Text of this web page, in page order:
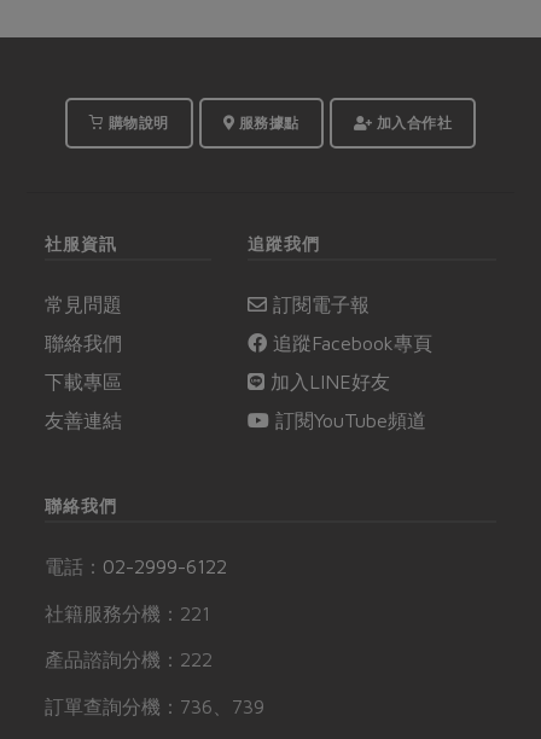
購物說明 服務據點 加入合作社
社服資訊
常見問題
聯絡我們
下載專區
友善連結
追蹤我們
訂閱電子報
追蹤Facebook專頁
加入LINE好友
訂閱YouTube頻道
聯絡我們
電話： 02-2999-6122
社籍服務分機：221
產品諮詢分機：222
訂單查詢分機：736、739